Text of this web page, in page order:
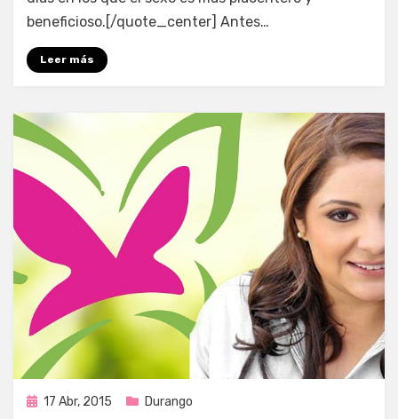
beneficioso.[/quote_center] Antes…
Leer más
Publicada
17 Abr, 2015 Durango